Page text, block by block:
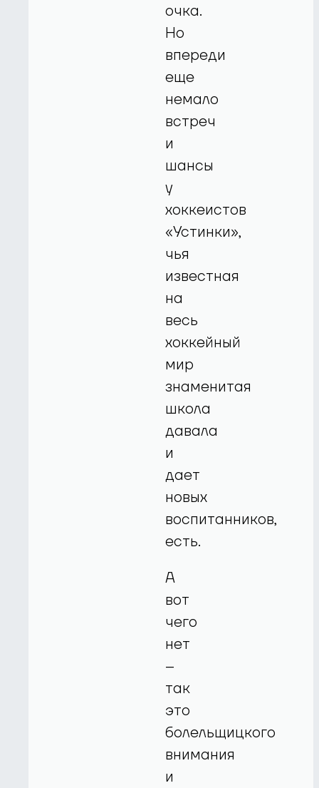
очка.
Но
впереди
еще
немало
встреч
и
шансы
у
хоккеистов
«Устинки»,
чья
известная
на
весь
хоккейный
мир
знаменитая
школа
давала
и
дает
новых
воспитанников,
есть.
А
вот
чего
нет
–
так
это
болельщицкого
внимания
и